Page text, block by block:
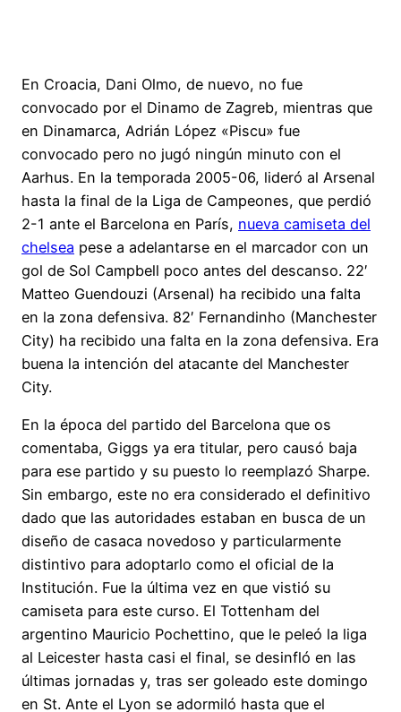
En Croacia, Dani Olmo, de nuevo, no fue
convocado por el Dinamo de Zagreb, mientras que
en Dinamarca, Adrián López «Piscu» fue
convocado pero no jugó ningún minuto con el
Aarhus. En la temporada 2005-06, lideró al Arsenal
hasta la final de la Liga de Campeones, que perdió
2-1 ante el Barcelona en París, nueva camiseta del
chelsea pese a adelantarse en el marcador con un
gol de Sol Campbell poco antes del descanso. 22′
Matteo Guendouzi (Arsenal) ha recibido una falta
en la zona defensiva. 82′ Fernandinho (Manchester
City) ha recibido una falta en la zona defensiva. Era
buena la intención del atacante del Manchester
City.
En la época del partido del Barcelona que os
comentaba, Giggs ya era titular, pero causó baja
para ese partido y su puesto lo reemplazó Sharpe.
Sin embargo, este no era considerado el definitivo
dado que las autoridades estaban en busca de un
diseño de casaca novedoso y particularmente
distintivo para adoptarlo como el oficial de la
Institución. Fue la última vez en que vistió su
camiseta para este curso. El Tottenham del
argentino Mauricio Pochettino, que le peleó la liga
al Leicester hasta casi el final, se desinfló en las
últimas jornadas y, tras ser goleado este domingo
en St. Ante el Lyon se adormiló hasta que el